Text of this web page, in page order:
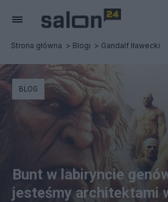
Strona główna Blogi Gandalf Iławecki
BLOG
Bunt w labiryncie
jesteśmy architektami